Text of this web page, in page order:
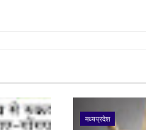
मध्यप्रदेश